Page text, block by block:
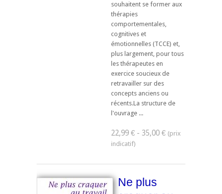
souhaitent se former aux
thérapies
comportementales,
cognitives et
émotionnelles (TCCE) et,
plus largement, pour tous
les thérapeutes en
exercice soucieux de
retravailler sur des
concepts anciens ou
récents.La structure de
l'ouvrage ...
22,99 € - 35,00 €
Ne plus